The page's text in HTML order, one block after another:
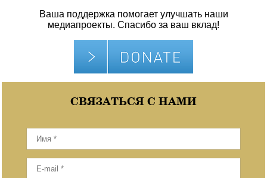
Ваша поддержка помогает улучшать наши
медиапроекты. Спасибо за ваш вклад!
СВЯЗАТЬСЯ С НАМИ